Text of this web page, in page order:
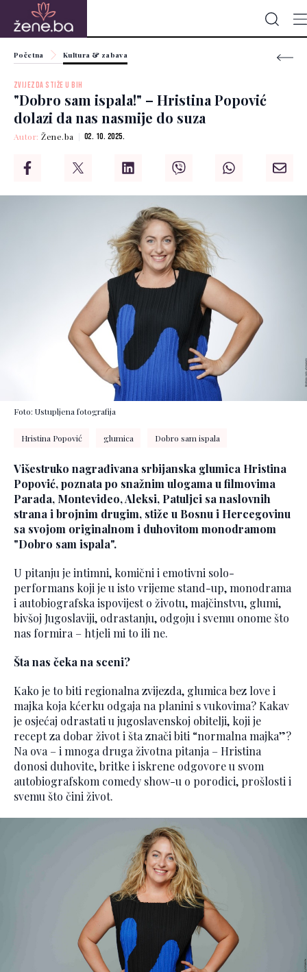
Početna Kultura & zabava
ZVIJEZDA STIŽE U BIH
"Dobro sam ispala!" – Hristina Popović
dolazi da nas nasmije do suza
Autor:Žene.ba 02. 10. 2025.
Foto: Ustupljena fotografija
Hristina Popović glumica Dobro sam ispala
Višestruko nagrađivana srbijanska glumica Hristina
Popović, poznata po snažnim ulogama u filmovima
Parada, Montevideo, Aleksi, Patuljci sa naslovnih
strana i brojnim drugim, stiže u Bosnu i Hercegovinu
sa svojom originalnom i duhovitom monodramom
"Dobro sam ispala".
U pitanju je intimni, komični i emotivni solo-
performans koji je u isto vrijeme stand-up, monodrama
i autobiografska ispovijest o životu, majčinstvu, glumi,
bivšoj Jugoslaviji, odrastanju, odgoju i svemu onome što
nas formira – htjeli mi to ili ne.
Šta nas čeka na sceni?
Kako je to biti regionalna zvijezda, glumica bez love i
majka koja kćerku odgaja na planini s vukovima? Kakav
je osjećaj odrastati u jugoslavenskoj obitelji, koji je
recept za dobar život i šta znači biti “normalna majka”?
Na ova – i mnoga druga životna pitanja – Hristina
donosi duhovite, britke i iskrene odgovore u svom
autobiografskom comedy show-u o porodici, prošlosti i
svemu što čini život.